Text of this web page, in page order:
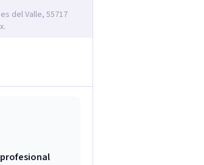
del Valle, 55717